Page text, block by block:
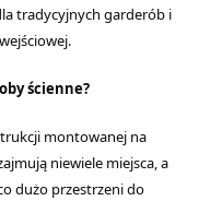
tradycyjnych garderób i
ścienne?
montowanej na
niewiele miejsca, a
dużo przestrzeni do